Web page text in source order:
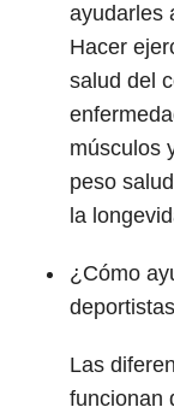
ayudarles
Hacer
salud del
músculos
peso
la
¿Cómo
Las
funcionan